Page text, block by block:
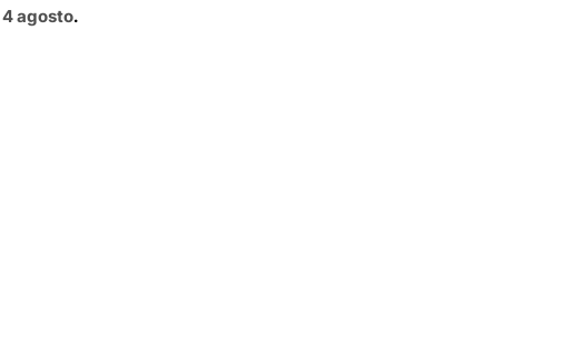
4 agosto.